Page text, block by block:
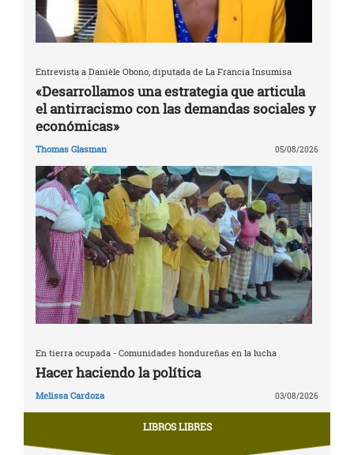
Entrevista a Danièle Obono, diputada de La Francia Insumisa
«Desarrollamos una estrategia que articula
el antirracismo con las demandas sociales y
económicas»
Thomas Glasman 05/08/2026
En tierra ocupada - Comunidades hondureñas en la lucha
Hacer haciendo la política
Melissa Cardoza 03/08/2026
LIBROS LIBRES